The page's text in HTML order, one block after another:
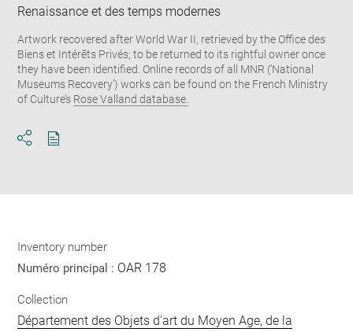
Renaissance et des temps modernes
Artwork recovered after World War II, retrieved by the Office des
Biens et Intérêts Privés; to be returned to its rightful owner once
they have been identified. Online records of all MNR (‘National
Museums Recovery’) works can be found on the French Ministry
of Culture’s Rose Valland database.
Inventory number
Numéro principal : OAR 178
Collection
Département des Objets d'art du Moyen Age, de la